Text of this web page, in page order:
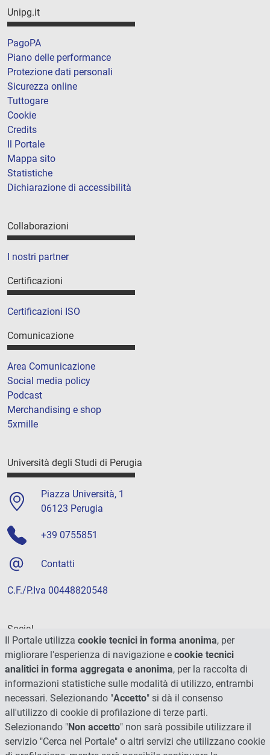
Unipg.it
PagoPA
Piano delle performance
Protezione dati personali
Sicurezza online
Tuttogare
Cookie
Credits
Il Portale
Mappa sito
Statistiche
Dichiarazione di accessibilità
Collaborazioni
I nostri partner
Certificazioni
Certificazioni ISO
Comunicazione
Area Comunicazione
Social media policy
Podcast
Merchandising e shop
5xmille
Università degli Studi di Perugia
Piazza Università, 1
06123 Perugia
+39 0755851
Contatti
C.F./P.Iva 00448820548
Social
Il Portale utilizza cookie tecnici in forma anonima, per
migliorare l'esperienza di navigazione e cookie tecnici
analitici in forma aggregata e anonima, per la raccolta di
informazioni statistiche sulle modalità di utilizzo, entrambi
necessari. Selezionando "Accetto" si dà il consenso
all'utilizzo di cookie di profilazione di terze parti.
Selezionando "Non accetto" non sarà possibile utilizzare il
servizio "Cerca nel Portale" o altri servizi che utilizzano cookie